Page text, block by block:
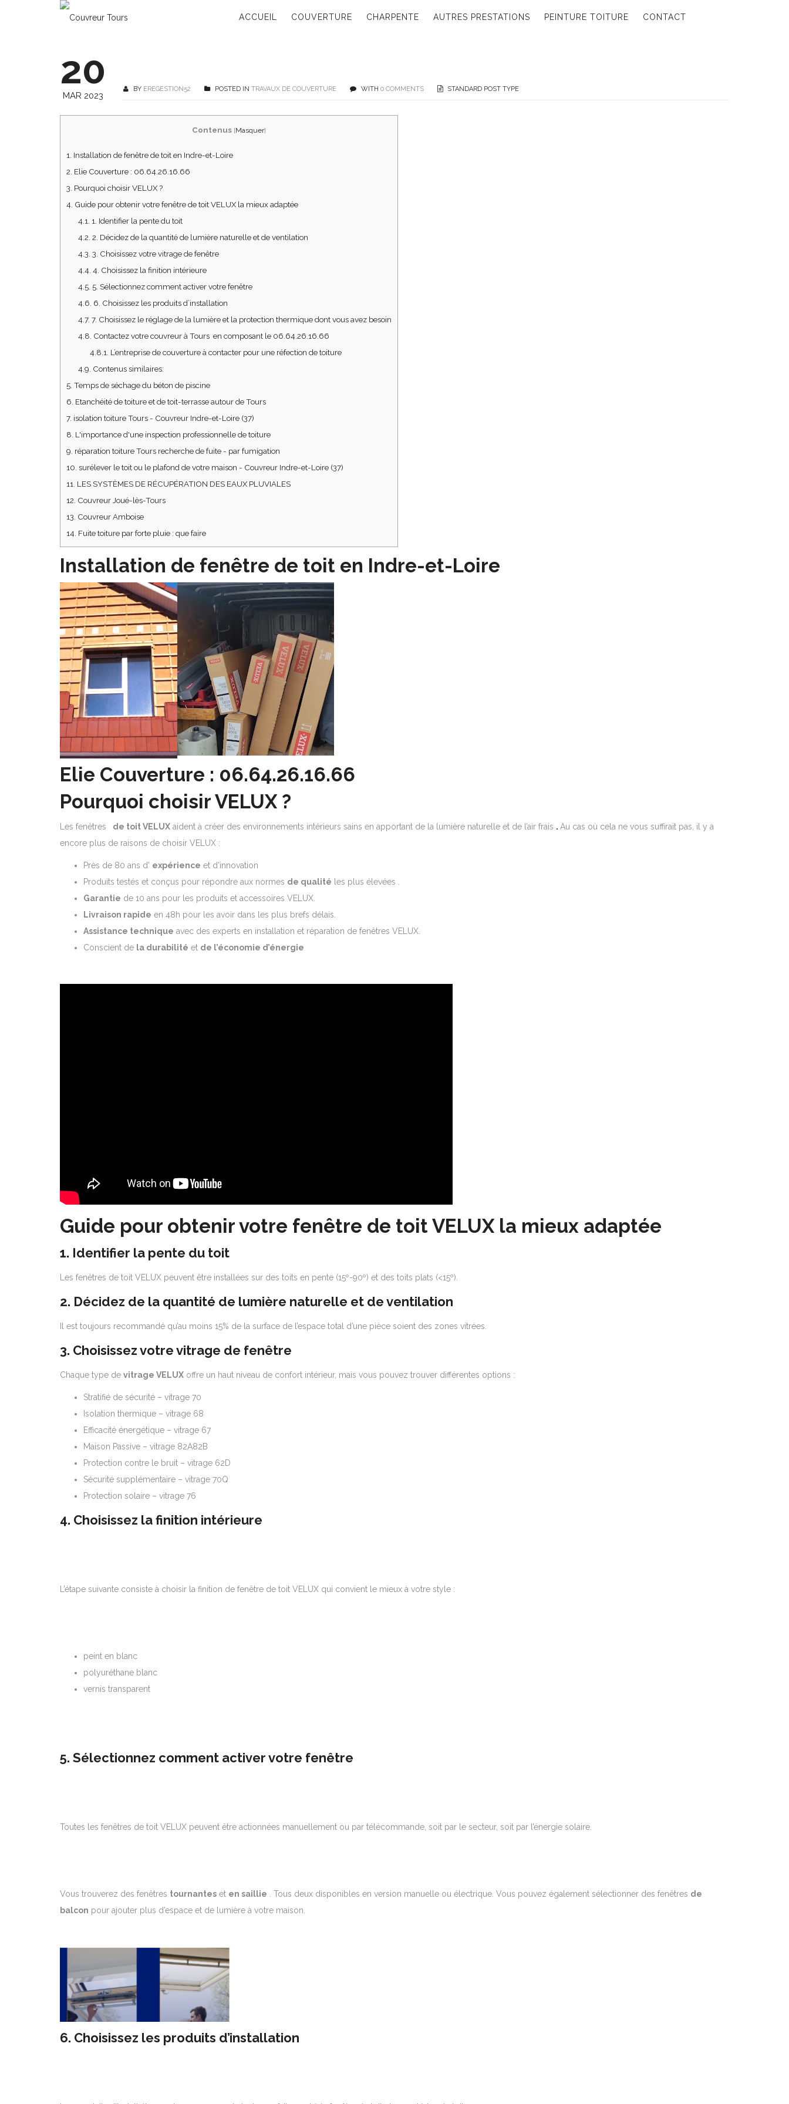
ACCUEIL COUVERTURE CHARPENTE AUTRES PRESTATIONS PEINTURE TOITURE CONTACT
20
MAR 2023
BY EREGESTION52 POSTED IN TRAVAUX DE COUVERTURE WITH 0 COMMENTS STANDARD POST TYPE
Contenus [Masquer]
1. Installation de fenêtre de toit en Indre-et-Loire
2. Elie Couverture : 06.64.26.16.66
3. Pourquoi choisir VELUX ?
4. Guide pour obtenir votre fenêtre de toit VELUX la mieux adaptée
4.1. 1. Identifier la pente du toit
4.2. 2. Décidez de la quantité de lumière naturelle et de ventilation
4.3. 3. Choisissez votre vitrage de fenêtre
4.4. 4. Choisissez la finition intérieure
4.5. 5. Sélectionnez comment activer votre fenêtre
4.6. 6. Choisissez les produits d’installation
4.7. 7. Choisissez le réglage de la lumière et la protection thermique dont vous avez besoin
4.8. Contactez votre couvreur à Tours en composant le 06.64.26.16.66
4.8.1. L’entreprise de couverture à contacter pour une réfection de toiture
4.9. Contenus similaires:
5. Temps de séchage du béton de piscine
6. Etanchéité de toiture et de toit-terrasse autour de Tours
7. isolation toiture Tours - Couvreur Indre-et-Loire (37)
8. L'importance d'une inspection professionnelle de toiture
9. réparation toiture Tours recherche de fuite - par fumigation
10. surélever le toit ou le plafond de votre maison - Couvreur Indre-et-Loire (37)
11. LES SYSTÈMES DE RÉCUPÉRATION DES EAUX PLUVIALES
12. Couvreur Joué-lès-Tours
13. Couvreur Amboise
14. Fuite toiture par forte pluie : que faire
Installation de fenêtre de toit en Indre-et-Loire
Elie Couverture : 06.64.26.16.66
Pourquoi choisir VELUX ?
Les fenêtres de toit VELUX aident à créer des environnements intérieurs sains en apportant de la lumière naturelle et de l’air frais . Au cas où cela ne vous suffirait pas, il y a
encore plus de raisons de choisir VELUX :
Près de 80 ans d’ expérience et d’innovation
Produits testés et conçus pour répondre aux normes de qualité les plus élevées .
Garantie de 10 ans pour les produits et accessoires VELUX.
Livraison rapide en 48h pour les avoir dans les plus brefs délais.
Assistance technique avec des experts en installation et réparation de fenêtres VELUX.
Conscient de la durabilité et de l’économie d’énergie
Guide pour obtenir votre fenêtre de toit VELUX la mieux adaptée
1. Identifier la pente du toit
Les fenêtres de toit VELUX peuvent être installées sur des toits en pente (15º-90º) et des toits plats (<15º).
2. Décidez de la quantité de lumière naturelle et de ventilation
Il est toujours recommandé qu’au moins 15% de la surface de l’espace total d’une pièce soient des zones vitrées.
3. Choisissez votre vitrage de fenêtre
Chaque type de vitrage VELUX offre un haut niveau de confort intérieur, mais vous pouvez trouver différentes options :
Stratifié de sécurité – vitrage 70
Isolation thermique – vitrage 68
Efficacité énergétique – vitrage 67
Maison Passive – vitrage 82A82B
Protection contre le bruit – vitrage 62D
Sécurité supplémentaire – vitrage 70Q
Protection solaire – vitrage 76
4. Choisissez la finition intérieure
L’étape suivante consiste à choisir la finition de fenêtre de toit VELUX qui convient le mieux à votre style :
peint en blanc
polyuréthane blanc
vernis transparent
5. Sélectionnez comment activer votre fenêtre
Toutes les fenêtres de toit VELUX peuvent être actionnées manuellement ou par télécommande, soit par le secteur, soit par l’énergie solaire.
Vous trouverez des fenêtres tournantes et en saillie . Tous deux disponibles en version manuelle ou électrique. Vous pouvez également sélectionner des fenêtres de
balcon pour ajouter plus d’espace et de lumière à votre maison.
6. Choisissez les produits d’installation